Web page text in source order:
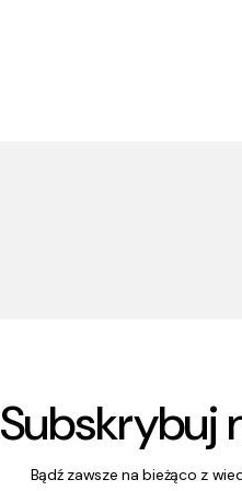
Subskrybuj
Bądź zawsze na bieżąco z